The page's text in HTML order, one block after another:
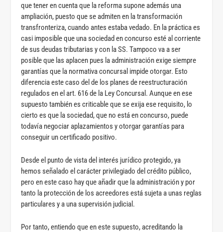
que tener en cuenta que la reforma supone además una
ampliación, puesto que se admiten en la transformación
transfronteriza, cuando antes estaba vedado. En la práctica es
casi imposible que una sociedad en concurso esté al corriente
de sus deudas tributarias y con la SS. Tampoco va a ser
posible que las aplacen pues la administración exige siempre
garantías que la normativa concursal impide otorgar. Esto
diferencia este caso del de los planes de reestructuración
regulados en el art. 616 de la Ley Concursal. Aunque en ese
supuesto también es criticable que se exija ese requisito, lo
cierto es que la sociedad, que no está en concurso, puede
todavía negociar aplazamientos y otorgar garantías para
conseguir un certificado positivo.
Desde el punto de vista del interés jurídico protegido, ya
hemos señalado el carácter privilegiado del crédito público,
pero en este caso hay que añadir que la administración y por
tanto la protección de los acreedores está sujeta a unas reglas
particulares y a una supervisión judicial.
Por tanto, entiendo que en este supuesto, acreditando la